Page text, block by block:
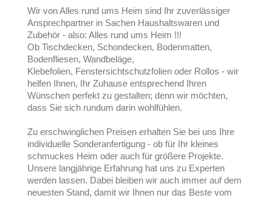
Wir von Alles rund ums Heim sind Ihr zuverlässiger
Ansprechpartner in Sachen Haushaltswaren und
Zubehör - also: Alles rund ums Heim !!!
Ob Tischdecken, Schondecken, Bodenmatten,
Bodenfliesen, Wandbeläge,
Klebefolien, Fenstersichtschutzfolien oder Rollos - wir
helfen Ihnen, Ihr Zuhause entsprechend Ihren
Wünschen perfekt zu gestalten; denn wir möchten,
dass Sie sich rundum darin wohlfühlen.
Zu erschwinglichen Preisen erhalten Sie bei uns Ihre
individuelle Sonderanfertigung - ob für Ihr kleines
schmuckes Heim oder auch für größere Projekte.
Unsere langjährige Erfahrung hat uns zu Experten
werden lassen. Dabei bleiben wir auch immer auf dem
neuesten Stand, damit wir Ihnen nur das Beste vom